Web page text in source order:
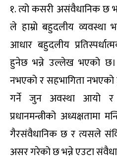
१. त्यो कसरी असंवैधानिक छ
ले हाम्रो बहुदलीय व्यवस्था
आधार बहुदलीय
हुनेछ भन्ने उल्लेख भएको
नभएको र सहभागिता नभएको
गर्ने जुन अवस्था आयो र
प्रधानमन्त्रीको अध्यक्षतामा
गैरसंवैधानिक छ र त्यसले
असर गरेको छ भन्ने एउटा